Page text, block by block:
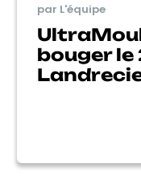
par L'équipe
bouger le